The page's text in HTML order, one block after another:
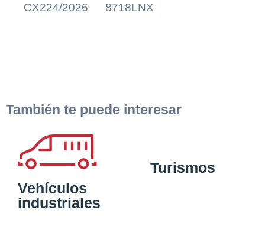
CX224/2026 8718LNX
También te puede interesar
Vehículos
industriales
Turismos